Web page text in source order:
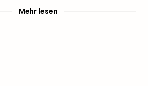
Mehr lesen